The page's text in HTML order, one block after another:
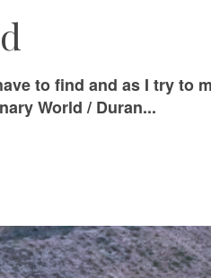
to find and as I try to
World / Duran...